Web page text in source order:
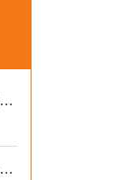
2026年三箱式冷热冲击试验箱采购避坑：静测工况、参数与合规选型逻辑
2026年二箱提篮式冷热冲击试验箱采购避坑：参数、工况与合规逻辑